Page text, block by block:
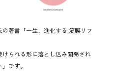
著書「一生、進化する 筋膜リフ
られる形に落とし込み開発され
です。